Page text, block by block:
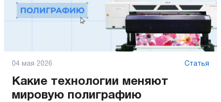
04 мая 2026 Статья
Какие технологии меняют
мировую полиграфию